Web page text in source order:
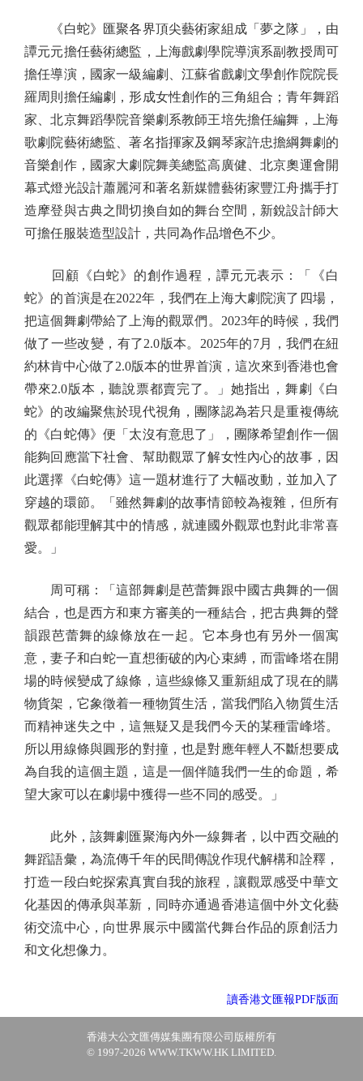
《白蛇》匯聚各界頂尖藝術家組成「夢之隊」，由
譚元元擔任藝術總監，上海戲劇學院導演系副教授周可
擔任導演，國家一級編劇、江蘇省戲劇文學創作院院長
羅周則擔任編劇，形成女性創作的三角組合；青年舞蹈
家、北京舞蹈學院音樂劇系教師王培先擔任編舞，上海
歌劇院藝術總監、著名指揮家及鋼琴家許忠擔綱舞劇的
音樂創作，國家大劇院舞美總監高廣健、北京奧運會開
幕式燈光設計蕭麗河和著名新媒體藝術家豐江舟攜手打
造摩登與古典之間切換自如的舞台空間，新銳設計師大
可擔任服裝造型設計，共同為作品增色不少。
回顧《白蛇》的創作過程，譚元元表示：「《白
蛇》的首演是在2022年，我們在上海大劇院演了四場，
把這個舞劇帶給了上海的觀眾們。2023年的時候，我們
做了一些改變，有了2.0版本。2025年的7月，我們在紐
約林肯中心做了2.0版本的世界首演，這次來到香港也會
帶來2.0版本，聽說票都賣完了。」她指出，舞劇《白
蛇》的改編聚焦於現代視角，團隊認為若只是重複傳統
的《白蛇傳》便「太沒有意思了」，團隊希望創作一個
能夠回應當下社會、幫助觀眾了解女性內心的故事，因
此選擇《白蛇傳》這一題材進行了大幅改動，並加入了
穿越的環節。「雖然舞劇的故事情節較為複雜，但所有
觀眾都能理解其中的情感，就連國外觀眾也對此非常喜
愛。」
周可稱：「這部舞劇是芭蕾舞跟中國古典舞的一個
結合，也是西方和東方審美的一種結合，把古典舞的聲
韻跟芭蕾舞的線條放在一起。它本身也有另外一個寓
意，妻子和白蛇一直想衝破的內心束縛，而雷峰塔在開
場的時候變成了線條，這些線條又重新組成了現在的購
物貨架，它象徵着一種物質生活，當我們陷入物質生活
而精神迷失之中，這無疑又是我們今天的某種雷峰塔。
所以用線條與圓形的對撞，也是對應年輕人不斷想要成
為自我的這個主題，這是一個伴隨我們一生的命題，希
望大家可以在劇場中獲得一些不同的感受。」
此外，該舞劇匯聚海內外一線舞者，以中西交融的
舞蹈語彙，為流傳千年的民間傳說作現代解構和詮釋，
打造一段白蛇探索真實自我的旅程，讓觀眾感受中華文
化基因的傳承與革新，同時亦通過香港這個中外文化藝
術交流中心，向世界展示中國當代舞台作品的原創活力
和文化想像力。
讀香港文匯報PDF版面
香港大公文匯傳媒集團有限公司版權所有
© 1997-2026 WWW.TKWW.HK LIMITED.